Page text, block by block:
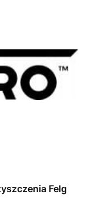
Felg